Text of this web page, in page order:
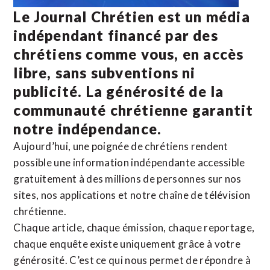
Le Journal Chrétien est un média
indépendant financé par des
chrétiens comme vous, en accès
libre, sans subventions ni
publicité. La générosité de la
communauté chrétienne garantit
notre indépendance.
Aujourd’hui, une poignée de chrétiens rendent
possible une information indépendante accessible
gratuitement à des millions de personnes sur nos
sites, nos applications et notre chaîne de télévision
chrétienne.
Chaque article, chaque émission, chaque reportage,
chaque enquête existe uniquement grâce à votre
générosité. C’est ce qui nous permet de répondre à